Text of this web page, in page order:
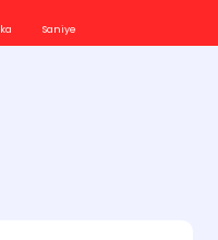
Saniye